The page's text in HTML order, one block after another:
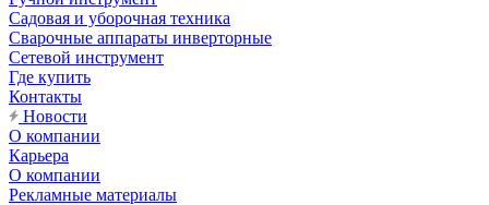
Садовая и уборочная техника
Сварочные аппараты инверторные
Сетевой инструмент
Где купить
Контакты
Новости
О компании
Карьера
О компании
Рекламные материалы